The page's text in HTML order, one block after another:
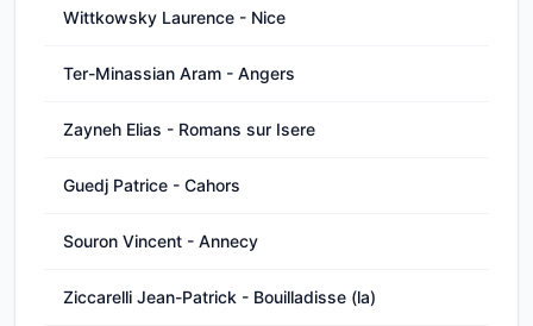
Wittkowsky Laurence - Nice
Ter-Minassian Aram - Angers
Zayneh Elias - Romans sur Isere
Guedj Patrice - Cahors
Souron Vincent - Annecy
Ziccarelli Jean-Patrick - Bouilladisse (la)